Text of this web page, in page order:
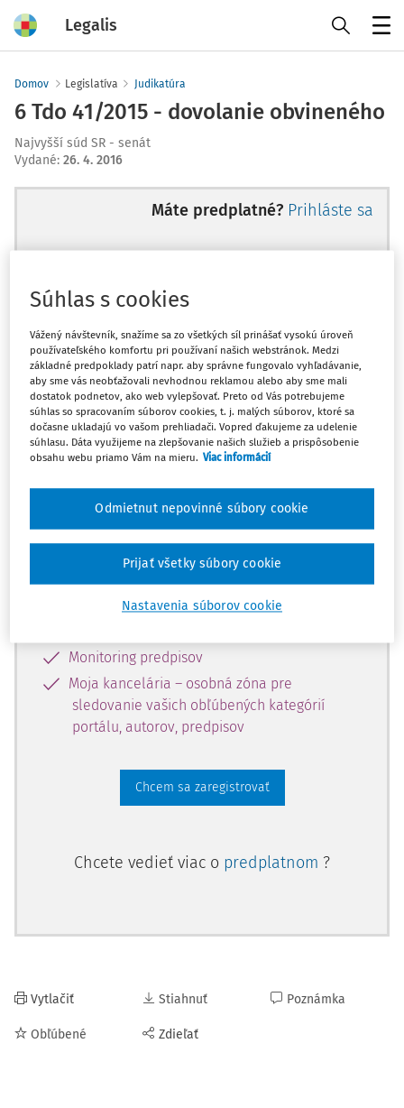
Legalis
Domov Legislatíva Judikatúra
6 Tdo 41/2015 - dovolanie obvineného
Najvyšší súd SR - senát
Vydané: 26. 4. 2016
Máte predplatné? Prihláste sa
Ups, zatiaľ ste si prečítali len
začiatok...
Celý odborný obsah z tejto oblasti je
dostupný predplatiteľom portálu.
obsahu a získajte prístup na 10 dní
zdarma, stačí sa len zaregistrovať.
Vďaka registrácii získate prístup aj k
vybranému obsahu:
Monitoring predpisov
Moja kancelária – osobná zóna pre
sledovanie vašich obľúbených kategórií
portálu, autorov, predpisov
Chcem sa zaregistrovať
Chcete vedieť viac o predplatnom ?
Vytlačiť
Obľúbené
Stiahnuť
Zdieľať
Poznámka
Súhlas s cookies
Vážený návštevník, snažíme sa zo všetkých síl prinášať vysokú úroveň
používateľského komfortu pri používaní našich webstránok. Medzi
základné predpoklady patrí napr. aby správne fungovalo vyhľadávanie,
aby sme vás neobťažovali nevhodnou reklamou alebo aby sme mali
dostatok podnetov, ako web vylepšovať. Preto od Vás potrebujeme
súhlas so spracovaním súborov cookies, t. j. malých súborov, ktoré sa
dočasne ukladajú vo vašom prehliadači. Vopred ďakujeme za udelenie
súhlasu. Dáta využijeme na zlepšovanie našich služieb a prispôsobenie
obsahu webu priamo Vám na mieru. Viac informácií
Nastavenia súborov cookie
Odmietnut nepovinné súbory cookie
Prijať všetky súbory cookie